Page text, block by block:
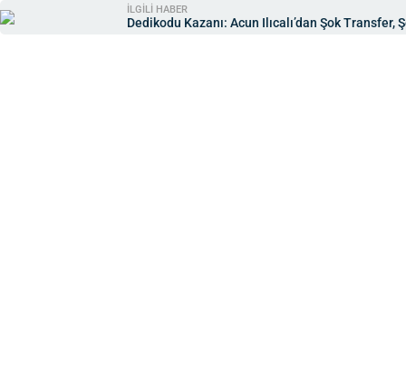
İLGİLİ HABER
Dedikodu Kazanı: Acun Ilıcalı’dan Şok Transfer,